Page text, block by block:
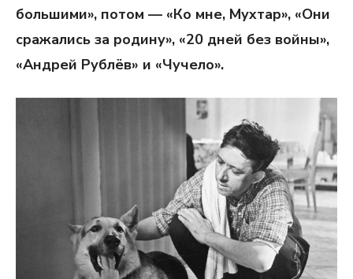
большими», потом — «Ко мне, Мухтар», «Они
сражались за родину», «20 дней без войны»,
«Андрей Рублёв» и «Чучело».